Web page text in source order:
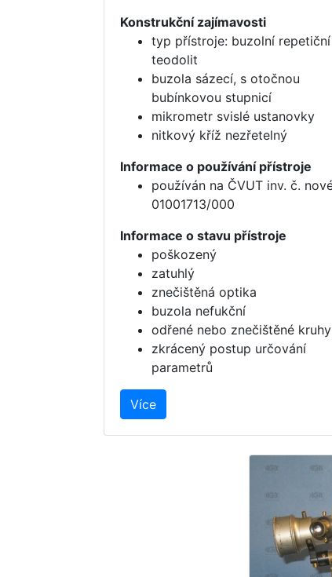
Konstrukční zajímavosti
typ přístroje: buzolní repetiční
teodolit
buzola sázecí, s otočnou
bubínkovou stupnicí
mikrometr svislé ustanovky
nitkový kříž nezřetelný
Informace o používání přístroje
používán na ČVUT inv. č.
01001713/000
Informace o stavu přístroje
poškozený
zatuhlý
znečištěná optika
buzola nefukční
odřené nebo znečištěné kruhy
zkrácený postup určování
parametrů
Více